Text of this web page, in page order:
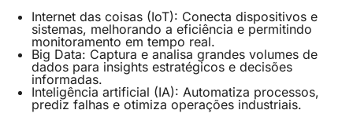
Internet das coisas (IoT): Conecta dispositivos e
sistemas, melhorando a eficiência e permitindo
monitoramento em tempo real.
Big Data: Captura e analisa grandes volumes de
dados para insights estratégicos e decisões
informadas.
Inteligência artificial (IA): Automatiza processos,
prediz falhas e otimiza operações industriais.